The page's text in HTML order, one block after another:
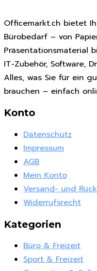
Officemarkt.ch bietet
Bürobedarf – von
Präsentationsmaterial
IT-Zubehör, Software,
Alles, was Sie für ein
brauchen – einfach
Konto
Datenschutz
Impressum
AGB
Mein Konto
Versand- und
Widerrufsrecht
Kategorien
Büro & Freizeit
Sport & Freizeit